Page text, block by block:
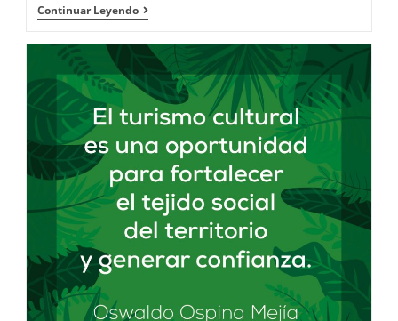
Continuar Leyendo